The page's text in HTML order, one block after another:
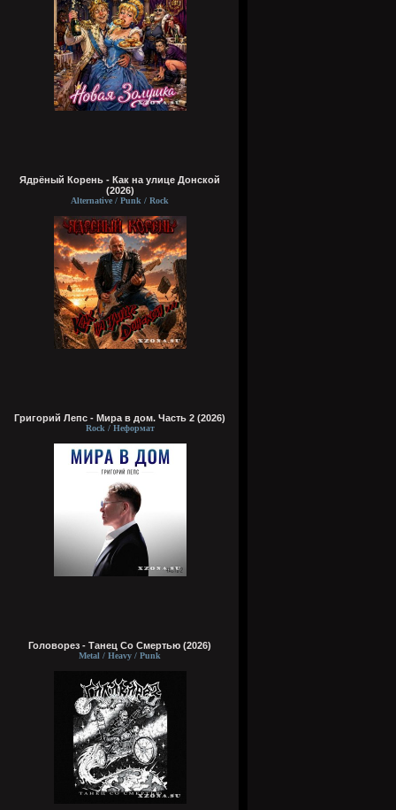
Ядрёный Корень - Как на улице Донской
(2026)
Alternative / Punk / Rock
Григорий Лепс - Мира в дом. Часть 2 (2026)
Rock / Неформат
Головорез - Tанец Со Смертью (2026)
Metal / Heavy / Punk